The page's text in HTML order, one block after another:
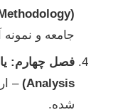
(Methodology)
جامعه و نمونه
Analysis)
–
شده.